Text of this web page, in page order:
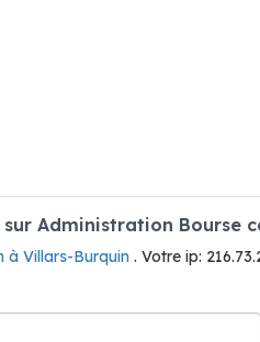
Administration Bourse
à Villars-Burquin . Votre ip: